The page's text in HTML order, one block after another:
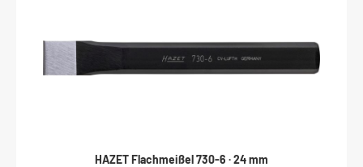
HAZET Flachmeißel 730-6 · 24 mm